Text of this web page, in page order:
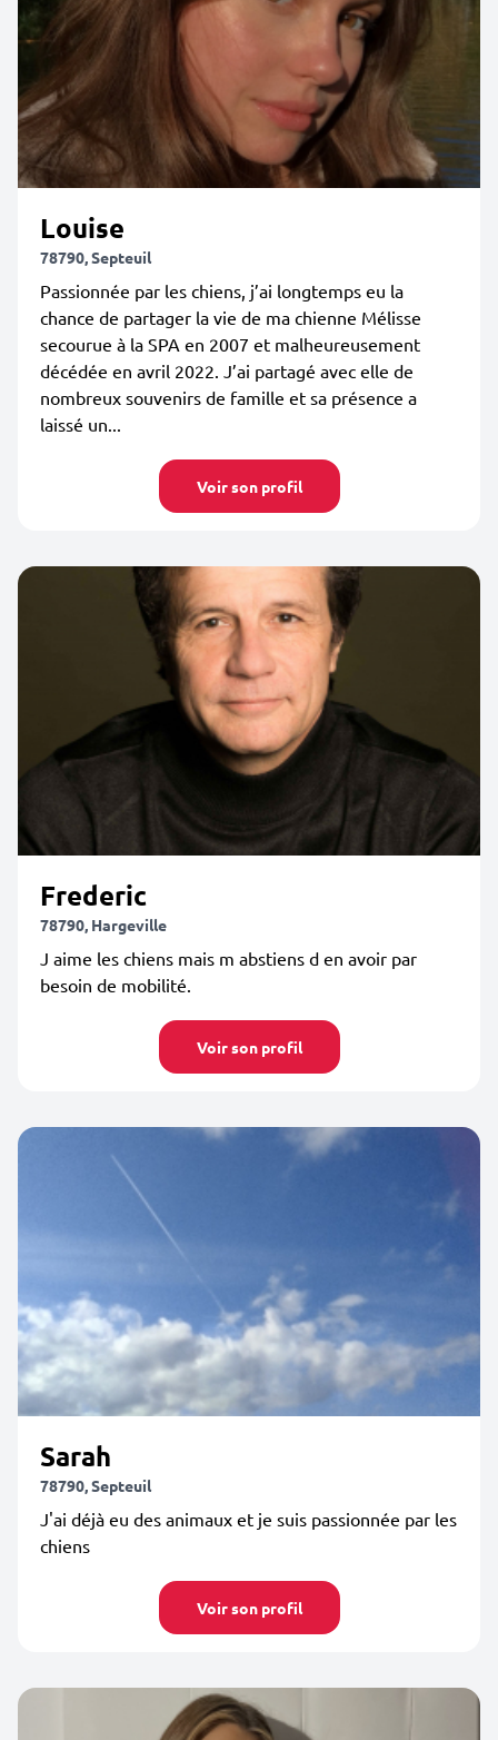
Louise
78790, Septeuil
Passionnée par les chiens, j’ai longtemps eu la
chance de partager la vie de ma chienne Mélisse
secourue à la SPA en 2007 et malheureusement
décédée en avril 2022. J’ai partagé avec elle de
nombreux souvenirs de famille et sa présence a
laissé un...
Voir son profil
Frederic
78790, Hargeville
J aime les chiens mais m abstiens d en avoir par
besoin de mobilité.
Voir son profil
Sarah
78790, Septeuil
J'ai déjà eu des animaux et je suis passionnée par les
chiens
Voir son profil